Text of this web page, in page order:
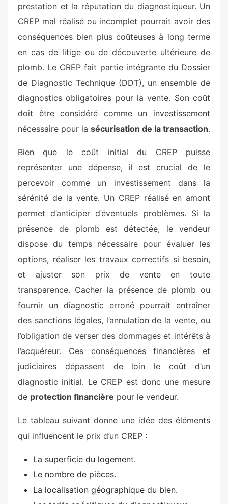
prestation et la réputation du diagnostiqueur. Un
CREP mal réalisé ou incomplet pourrait avoir des
conséquences bien plus coûteuses à long terme
en cas de litige ou de découverte ultérieure de
plomb. Le CREP fait partie intégrante du Dossier
de Diagnostic Technique (DDT), un ensemble de
diagnostics obligatoires pour la vente. Son coût
doit être considéré comme un investissement
nécessaire pour la sécurisation de la transaction.
Bien que le coût initial du CREP puisse
représenter une dépense, il est crucial de le
percevoir comme un investissement dans la
sérénité de la vente. Un CREP réalisé en amont
permet d’anticiper d’éventuels problèmes. Si la
présence de plomb est détectée, le vendeur
dispose du temps nécessaire pour évaluer les
options, réaliser les travaux correctifs si besoin,
et ajuster son prix de vente en toute
transparence. Cacher la présence de plomb ou
fournir un diagnostic erroné pourrait entraîner
des sanctions légales, l’annulation de la vente, ou
l’obligation de verser des dommages et intérêts à
l’acquéreur. Ces conséquences financières et
judiciaires dépassent de loin le coût d’un
diagnostic initial. Le CREP est donc une mesure
de protection financière pour le vendeur.
Le tableau suivant donne une idée des éléments
qui influencent le prix d’un CREP :
La superficie du logement.
Le nombre de pièces.
La localisation géographique du bien.